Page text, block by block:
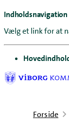
Indholdsnavigation
Vælg et link for at
gå til
Forside